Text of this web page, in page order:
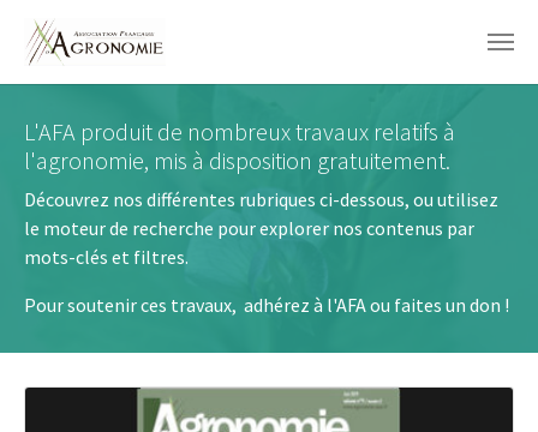
L'AFA produit de nombreux travaux relatifs à
l'agronomie, mis à disposition gratuitement.
Découvrez nos différentes rubriques ci-dessous, ou utilisez
le moteur de recherche pour explorer nos contenus par
mots-clés et filtres.
Pour soutenir ces travaux, adhérez à l'AFA ou faites un don !